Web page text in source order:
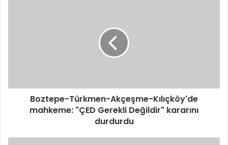
Boztepe-Türkmen-Akçeşme-Kılıçköy'de
mahkeme: "ÇED Gerekli Değildir" kararını
durdurdu